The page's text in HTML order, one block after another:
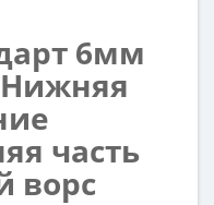
6мм
часть
ворс